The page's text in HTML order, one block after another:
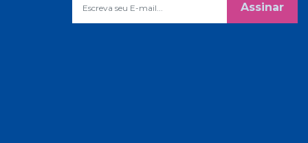
Assinar